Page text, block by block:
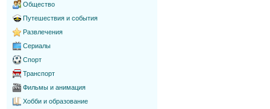
Общество
Путешествия и события
Развлечения
Сериалы
Спорт
Транспорт
Фильмы и анимация
Хобби и образование